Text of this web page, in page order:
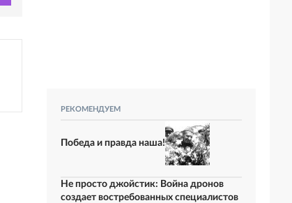
РЕКОМЕНДУЕМ
Победа и правда наша!
Не просто джойстик: Война дронов
создает востребованных специалистов